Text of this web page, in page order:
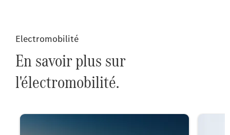
Electromobilité
En savoir plus sur
l'électromobilité.